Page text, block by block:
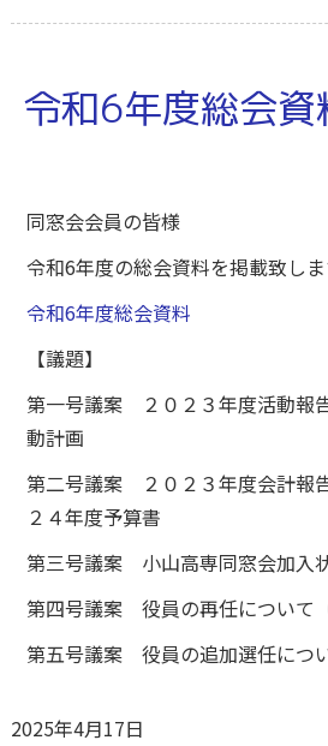
令和6年度総会
同窓会会員の皆様
令和6年度の総会資料を掲載致しま
令和6年度総会資料
【議題】
第一号議案 ２０２３年度活動報
動計画
第二号議案 ２０２３年度会計報
２４年度予算書
第三号議案 小山高専同窓会加入状
第四号議案 役員の再任について（
第五号議案 役員の追加選任につい
2025年4月17日